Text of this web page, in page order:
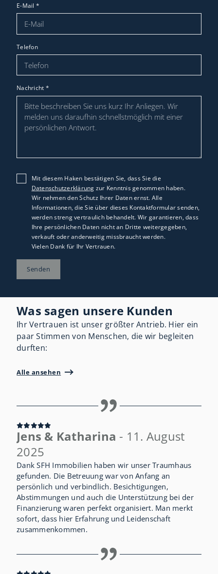
E-Mail *
Telefon
Nachricht *
Mit diesem Haken bestätigen Sie, dass Sie die
Datenschutzerklärung zur Kenntnis genommen haben.
Wir nehmen den Schutz Ihrer Daten ernst. Alle
Informationen, die Sie über dieses Kontaktformular senden,
werden streng vertraulich behandelt. Wir garantieren, dass
Ihre persönlichen Daten nicht an Dritte weitergegeben,
verkauft oder anderweitig missbraucht werden.
Vielen Dank für Ihr Vertrauen.
Senden
Was sagen unsere Kunden
Ihr Vertrauen ist unser größter Antrieb. Hier ein
paar Stimmen von Menschen, die wir begleiten
durften:
Alle ansehen
Jens & Katharina - 11. August
2025
Dank SFH Immobilien haben wir unser Traumhaus
gefunden. Die Betreuung war von Anfang an
persönlich und verbindlich. Besichtigungen,
Abstimmungen und auch die Unterstützung bei der
Finanzierung waren perfekt organisiert. Man merkt
sofort, dass hier Erfahrung und Leidenschaft
zusammenkommen.